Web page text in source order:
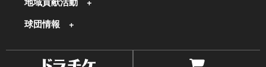
球団情報